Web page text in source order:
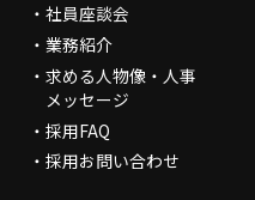
社員座談会
業務紹介
求める人物像・人事
メッセージ
採用FAQ
採用お問い合わせ